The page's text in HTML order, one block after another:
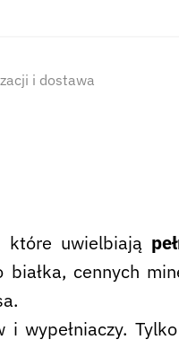
i dostawa
uwielbiają
cennych
wypełniaczy. Tylko